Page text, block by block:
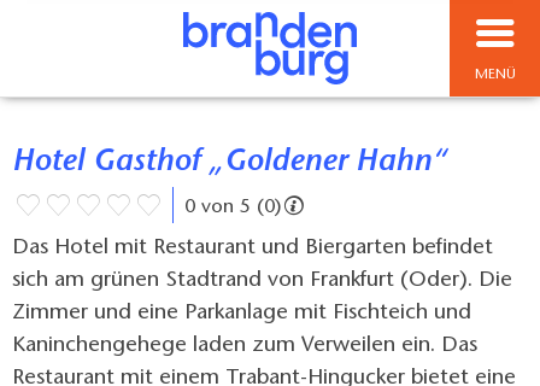
MENÜ
Hotel Gasthof „Goldener Hahn“
0 von 5 (0)
Das Hotel mit Restaurant und Biergarten befindet
sich am grünen Stadtrand von Frankfurt (Oder). Die
Zimmer und eine Parkanlage mit Fischteich und
Kaninchengehege laden zum Verweilen ein. Das
Restaurant mit einem Trabant-Hingucker bietet eine